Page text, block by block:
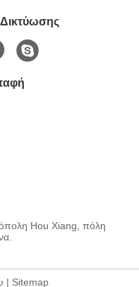
Hou Xiang, πόλη
| Sitemap